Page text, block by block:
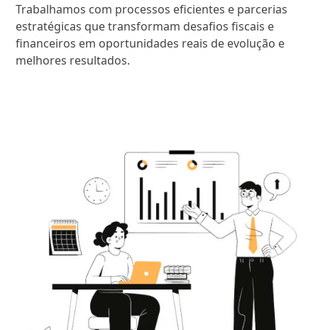
Trabalhamos com processos eficientes e parcerias
estratégicas que transformam desafios fiscais e
financeiros em oportunidades reais de evolução e
melhores resultados.